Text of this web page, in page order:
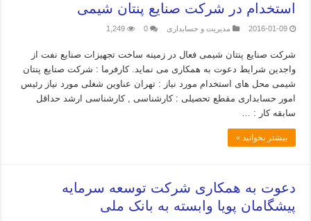
استخدام در شرکت صنایع پنتان شیمی
2016-01-09 مدیریت و حسابداری 0
1,249
شرکت صنایع پنتان شیمی فعال در زمینه ساخت تجهیزات صنایع نفت از
واجدین شرایط دعوت به همکاری می نماید. کارفرما : شرکت صنایع پنتان
شیمی محل های استخدام مورد نیاز : تهران عناوین شغلی مورد نیاز رئیس
امور حسابداری مقطع تحصیلی : کارشناسی , کارشناسی ارشد حداقل
سابقه کار : …
بیشتر بخوانید »
دعوت به همکاری شرکت توسعه سرمایه
پیشگامان پویا وابسته به بانک ملی